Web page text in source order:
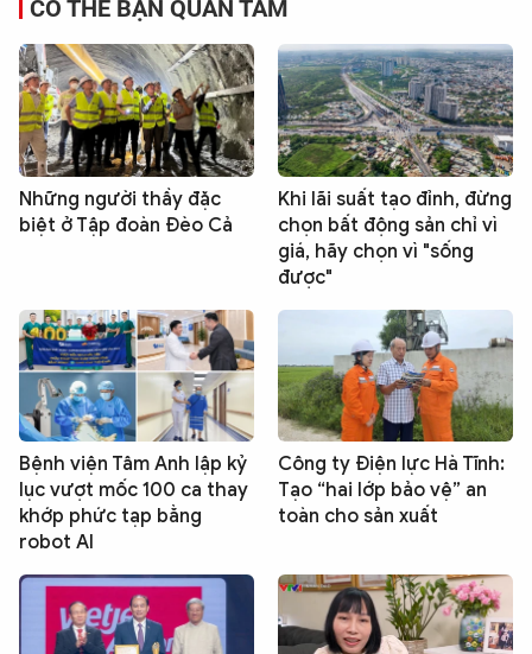
CÓ THỂ BẠN QUAN TÂM
Những người thầy đặc
biệt ở Tập đoàn Đèo Cả
Khi lãi suất tạo đỉnh, đừng
chọn bất động sản chỉ vì
giá, hãy chọn vì "sống
được"
Bệnh viện Tâm Anh lập kỷ
lục vượt mốc 100 ca thay
khớp phức tạp bằng
robot AI
Công ty Điện lực Hà Tĩnh:
Tạo “hai lớp bảo vệ” an
toàn cho sản xuất